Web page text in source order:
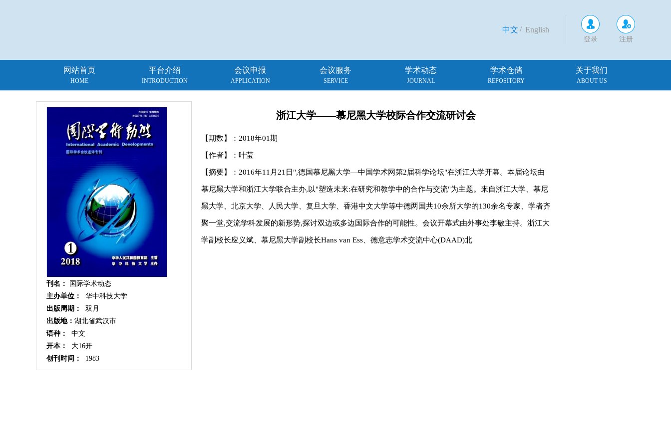
中文 / English
登录 注册
网站首页
HOME
平台介绍
INTRODUCTION
会议申报
APPLICATION
会议服务
SERVICE
学术动态
JOURNAL
学术仓储
REPOSITORY
关于我们
ABOUT US
刊名：
国际学术动态
主办单位：
华中科技大学
出版周期：
双月
出版地： 湖北省武汉市
语种：
中文
开本：
大16开
创刊时间：
1983
浙江大学——慕尼黑大学校际合作交流研讨会
【期数】： 2018年01期
【作者】：叶莹
【摘要】：2016年11月21日",德国慕尼黑大学—中国学术网第2届科学论坛"在浙江大学开幕。本届论坛由
慕尼黑大学和浙江大学联合主办,以"塑造未来:在研究和教学中的合作与交流"为主题。来自浙江大学、慕尼
黑大学、北京大学、人民大学、复旦大学、香港中文大学等中德两国共10余所大学的130余名专家、学者齐
聚一堂,交流学科发展的新形势,探讨双边或多边国际合作的可能性。会议开幕式由外事处李敏主持。浙江大
学副校长应义斌、慕尼黑大学副校长Hans van Ess、德意志学术交流中心(DAAD)北